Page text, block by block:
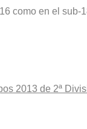
como en el
2013 de 2ª